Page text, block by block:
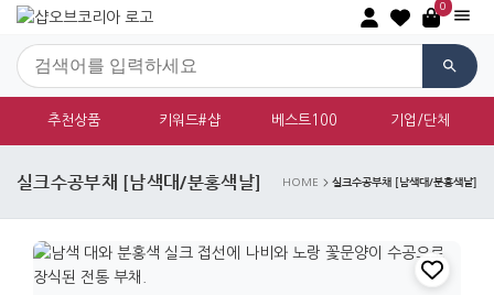
0
추천상품 키워드#샵 베스트100 기업/단체
실크수공부채 [남색대/분홍색날] HOME 실크수공부채 [남색대/분홍색날]